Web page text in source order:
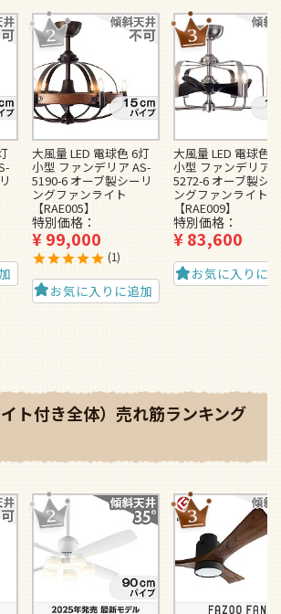
大風量 LED 電球色 6灯
小型 ファンデリア AS-
5190-6 オーブ製シーリ
ングファンライト
【RAE005】
特別価格
¥99,000
1
お気に入りに追加
大風量 LED 電球色
小型 ファンデリア
5272-6 オーブ製シ
ングファンライト
【RAE009】
特別価格
¥83,600
お気に入りに
ト付き全体）売れ筋ランキング